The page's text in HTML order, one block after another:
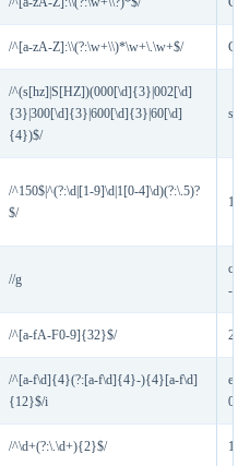
/^[a-zA-Z]:\\(?:\w+\\)*\w+\.\w+$/
/^(s[hz]|S[HZ])(000[\d]{3}|002[\d]
{3}|300[\d]{3}|600[\d]{3}|60[\d]
{4})$/
/^150$|^(?:\d|[1-9]\d|1[0-4]\d)(?:\.5)?
$/
//g
-->
/^[a-fA-F0-9]{32}$/
/^[a-f\d]{4}(?:[a-f\d]{4}-){4}[a-f\d]
{12}$/i
/^\d+(?:\.\d+){2}$/